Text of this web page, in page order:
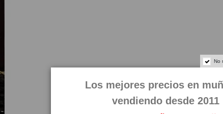
No
Los mejores precios en
vendiendo desde 2011